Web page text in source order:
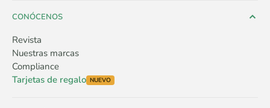
CONÓCENOS
Revista
Nuestras marcas
Compliance
Tarjetas de regalo NUEVO